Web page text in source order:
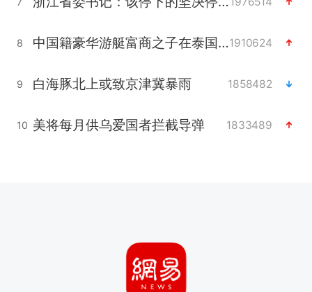
8 中国籍豪华游艇富商之子在泰国被杀1910624
9 白海豚北上或致京津冀暴雨 1858482
10 美将每月供乌爱国者拦截导弹 1833489